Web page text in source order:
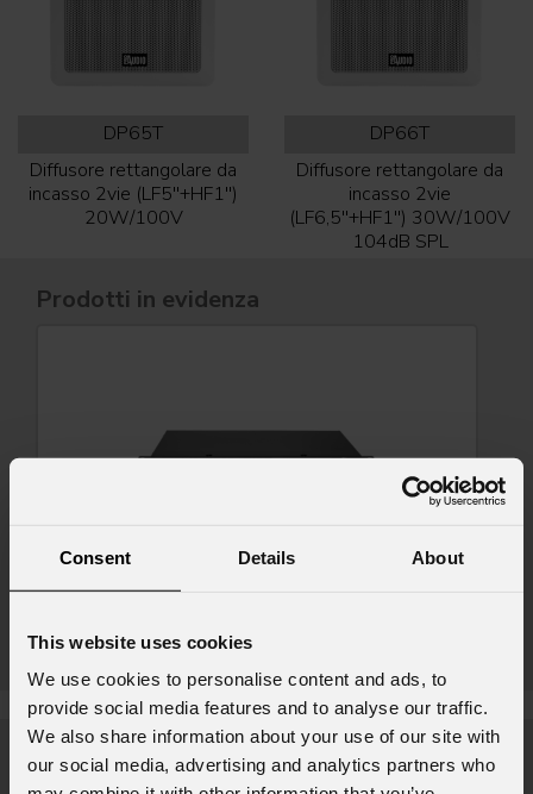
Consent Details About
This website uses cookies
We use cookies to personalise content and ads, to
provide social media features and to analyse our traffic.
We also share information about your use of our site with
our social media, advertising and analytics partners who
DP65T
Diffusore rettangolare da
incasso 2vie (LF5''+HF1'')
20W/100V
DP66T
Diffusore rettangolare da
incasso 2vie
(LF6,5''+HF1'') 30W/100V
104dB SPL
Prodotti in evidenza
News